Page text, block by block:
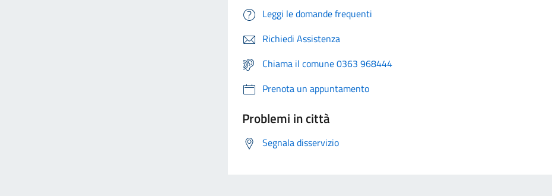
Leggi le domande frequenti
Richiedi Assistenza
Chiama il comune 0363 968444
Prenota un appuntamento
Problemi in città
Segnala disservizio